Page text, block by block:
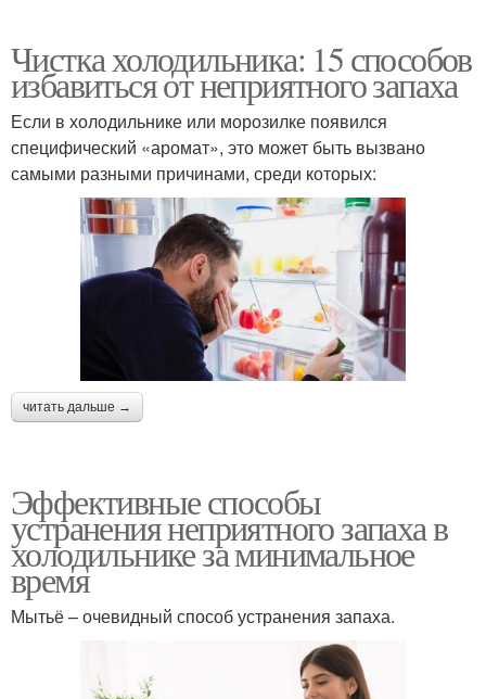
Чистка холодильника: 15 способов
избавиться от неприятного запаха
Если в холодильнике или морозилке появился
специфический «аромат», это может быть вызвано
самыми разными причинами, среди которых:
читать дальше →
Эффективные способы
устранения неприятного запаха в
холодильнике за минимальное
время
Мытьё – очевидный способ устранения запаха.